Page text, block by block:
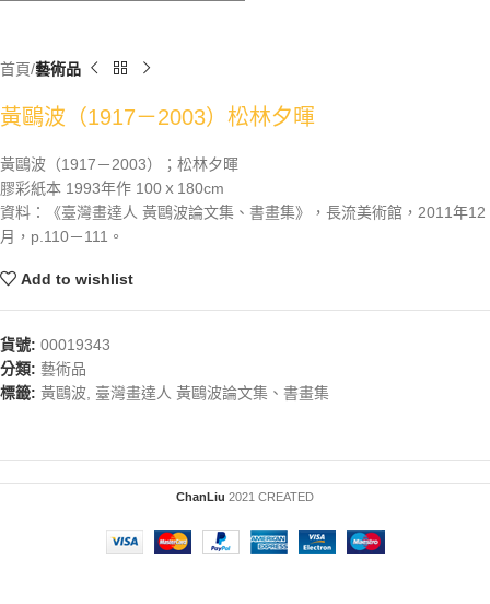
首頁 藝術品
黃鷗波（1917－2003）松林夕暉
黃鷗波（1917－2003）；松林夕暉
膠彩紙本 1993年作 100ｘ180cm
資料：《臺灣畫達人 黃鷗波論文集、書畫集》，長流美術館，2011年12
月，p.110－111。
Add to wishlist
貨號: 00019343
分類: 藝術品
標籤: 黃鷗波 臺灣畫達人 黃鷗波論文集、書畫集
ChanLiu 2021 CREATED